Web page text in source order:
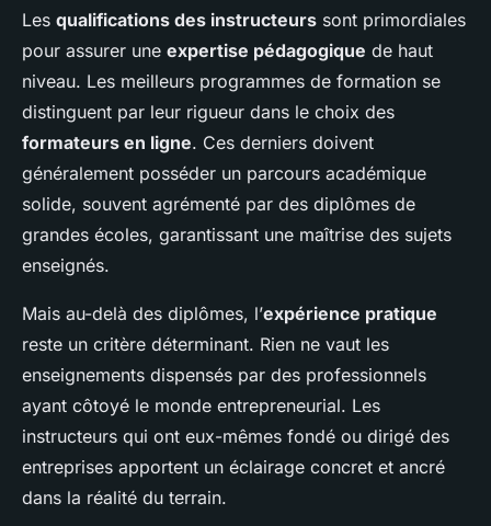
Les qualifications des instructeurs sont primordiales
pour assurer une expertise pédagogique de haut
niveau. Les meilleurs programmes de formation se
distinguent par leur rigueur dans le choix des
formateurs en ligne. Ces derniers doivent
généralement posséder un parcours académique
solide, souvent agrémenté par des diplômes de
grandes écoles, garantissant une maîtrise des sujets
enseignés.
Mais au-delà des diplômes, l’expérience pratique
reste un critère déterminant. Rien ne vaut les
enseignements dispensés par des professionnels
ayant côtoyé le monde entrepreneurial. Les
instructeurs qui ont eux-mêmes fondé ou dirigé des
entreprises apportent un éclairage concret et ancré
dans la réalité du terrain.